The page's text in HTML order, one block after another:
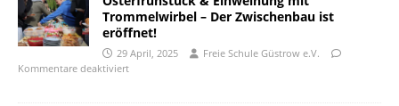
Trommelwirbel – Der Zwischenbau ist
eröffnet!
29 April, 2025
Freie Schule Güstrow e.V.
Kommentare deaktiviert